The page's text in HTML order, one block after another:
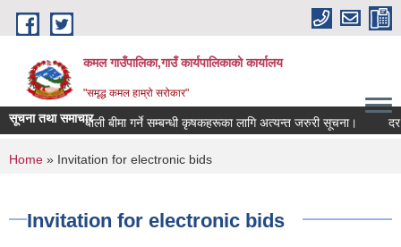
Skip to main content
कमल गाउँपालिका,गाउँ कार्यपालिकाको कार्यालय
"समृद्ध कमल हाम्रो सरोकार"
सूचना तथा समाचारबाली बीमा गर्ने सम्बन्धी कृषकहरूका लागि अत्यन्त जरुरी सूचना। दर
You are here
Home » Invitation for electronic bids
Invitation for electronic bids